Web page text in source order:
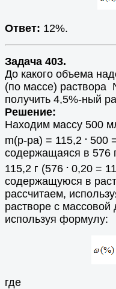
Ответ: 12%.
Задача 403.
До какого объема
(по массе) раствора
получить 4,5%-ный
Решение:
Находим массу 500
m(р-ра) = 115,2 . 500
содержащаяся в 576
115,2 г (576 . 0,20 =
содержащуюся в
рассчитаем,
растворе с
используя формулу:
где